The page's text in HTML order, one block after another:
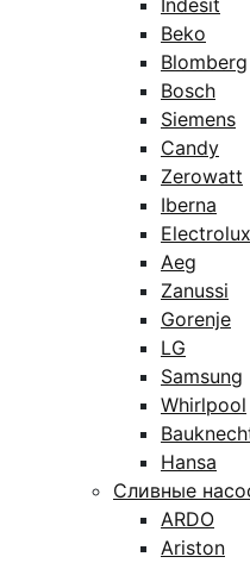
Indesit
Beko
Blomberg
Bosch
Siemens
Candy
Zerowatt
Iberna
Electrolux
Aeg
Zanussi
Gorenje
LG
Samsung
Whirlpool
Hansa
Сливные
ARDO
Ariston